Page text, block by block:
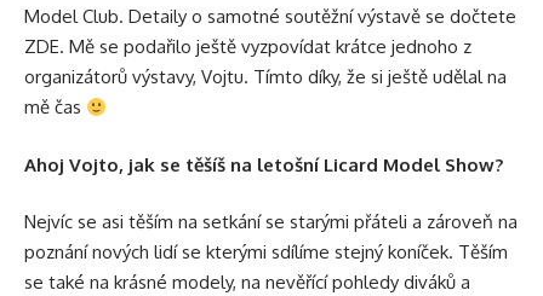
Model Club. Detaily o samotné soutěžní výstavě se dočtete
ZDE. Mě se podařilo ještě vyzpovídat krátce jednoho z
organizátorů výstavy, Vojtu. Tímto díky, že si ještě udělal na
mě čas
Ahoj Vojto, jak se těšíš na letošní Licard Model Show?
Nejvíc se asi těším na setkání se starými přáteli a zároveň na
poznání nových lidí se kterými sdílíme stejný koníček. Těším
se také na krásné modely, na nevěřící pohledy diváků a